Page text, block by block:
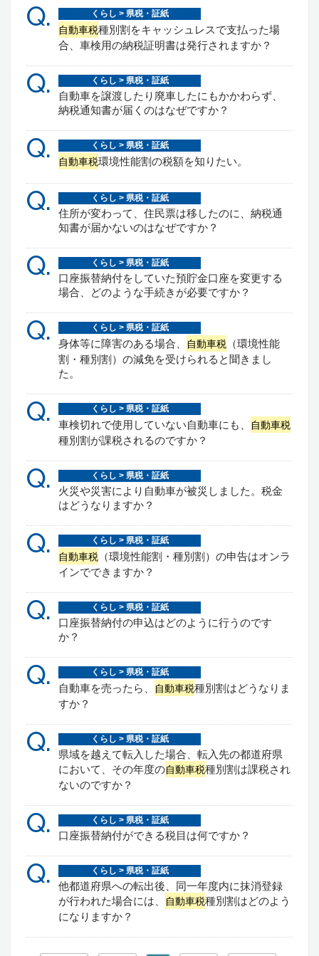
Q. くらし > 県税・証紙
自動車税種別割をキャッシュレスで支払った場
合、車検用の納税証明書は発行されますか？
Q. くらし > 県税・証紙
自動車を譲渡したり廃車したにもかかわらず、
納税通知書が届くのはなぜですか？
Q. くらし > 県税・証紙
自動車税環境性能割の税額を知りたい。
Q. くらし > 県税・証紙
住所が変わって、住民票は移したのに、納税通
知書が届かないのはなぜですか？
Q. くらし > 県税・証紙
口座振替納付をしていた預貯金口座を変更する
場合、どのような手続きが必要ですか？
Q. くらし > 県税・証紙
身体等に障害のある場合、 自動車税 （環境性能
割・種別割）の減免を受けられると聞きまし
た。
Q. くらし > 県税・証紙
車検切れで使用していない自動車にも、 自動車税
種別割が課税されるのですか？
Q. くらし > 県税・証紙
火災や災害により自動車が被災しました。税金
はどうなりますか？
Q. くらし > 県税・証紙
自動車税 （環境性能割・種別割）の申告はオンラ
インでできますか？
Q. くらし > 県税・証紙
口座振替納付の申込はどのように行うのです
か？
Q. くらし > 県税・証紙
自動車を売ったら、 自動車税種別割はどうなりま
すか？
Q. くらし > 県税・証紙
県域を越えて転入した場合、転入先の都道府県
において、その年度の自動車税種別割は課税され
ないのですか？
Q. くらし > 県税・証紙
口座振替納付ができる税目は何ですか？
Q. くらし > 県税・証紙
他都道府県への転出後、同一年度内に抹消登録
が行われた場合には、
自動車税種別割はどのよう
になりますか？